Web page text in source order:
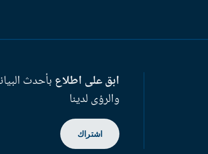
ابق على اطلاعبأحدث
والرؤى لدينا
اشتراك